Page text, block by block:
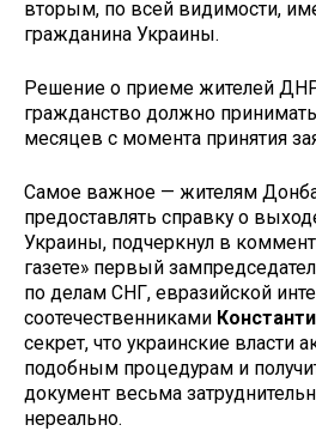
вторым, по всей видимости,
гражданина Украины.
Решение о приеме жителей
гражданство должно
месяцев с момента принятия
Самое важное — жителям
предоставлять справку о
Украины, подчеркнул в
газете» первый
по делам СНГ, евразийской
соотечественниками
секрет, что украинские власти
подобным процедурам и
документ весьма
нереально.